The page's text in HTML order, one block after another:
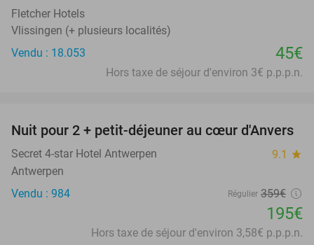
Fletcher Hotels
Vlissingen (+ plusieurs localités)
Vendu : 18.053
45€
Hors taxe de séjour d'environ 3€ p.p.p.n.
46%
Nuit pour 2 + petit-déjeuner au cœur d'Anvers
Secret 4-star Hotel Antwerpen 9.1 star
Antwerpen
Vendu : 984
Régulier 359€
195€
Hors taxe de séjour d'environ 3,58€ p.p.p.n.